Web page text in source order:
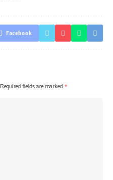
Facebook
Required fields are marked *